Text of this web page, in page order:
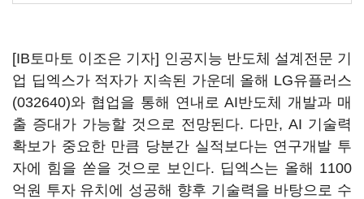
[IB토마토 이조은 기자] 인공지능 반도체 설계전문 기
업 딥엑스가 적자가 지속된 가운데 올해 LG유플러스
(032640)와 협업을 통해 연내로 AI반도체 개발과 매
출 증대가 가능할 것으로 전망된다. 다만, AI 기술력
확보가 중요한 만큼 당분간 실적보다는 연구개발 투
자에 힘을 쏟을 것으로 보인다. 딥엑스는 올해 1100
억원 투자 유치에 성공해 향후 기술력을 바탕으로 수